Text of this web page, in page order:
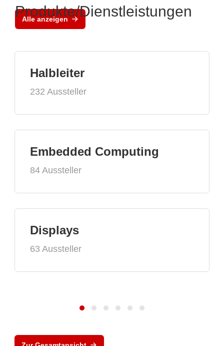
Alle anzeigen
Produkte/Dienstleistungen
Halbleiter
232 Aussteller
Embedded Computing
84 Aussteller
Displays
63 Aussteller